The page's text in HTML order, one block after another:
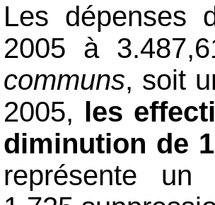
Les dépenses
2005 à
communs, soit
2005, les
diminution de
représente un